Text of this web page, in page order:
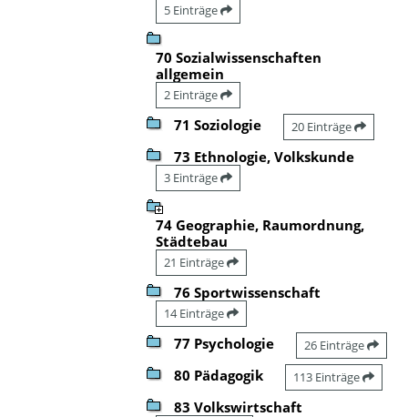
5 Einträge
70 Sozialwissenschaften
allgemein
2 Einträge
71 Soziologie 20 Einträge
73 Ethnologie, Volkskunde
3 Einträge
74 Geographie, Raumordnung,
Städtebau
21 Einträge
76 Sportwissenschaft
14 Einträge
77 Psychologie 26 Einträge
80 Pädagogik 113 Einträge
83 Volkswirtschaft